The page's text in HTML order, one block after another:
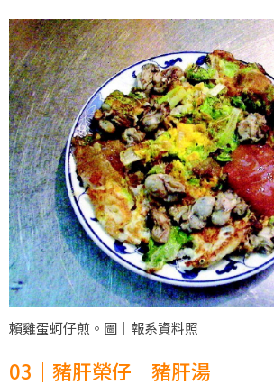
賴雞蛋蚵仔煎。圖｜報系資料照
03｜豬肝榮仔｜豬肝湯